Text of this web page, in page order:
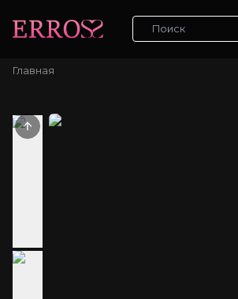
Главная
Previous slide